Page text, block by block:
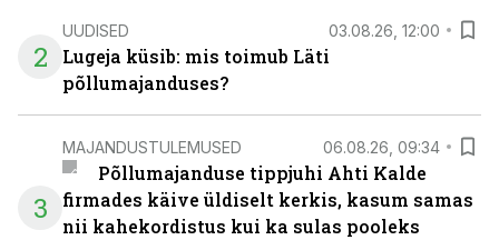
2
UUDISED 03.08.26, 12:00
Lugeja küsib: mis toimub Läti
põllumajanduses?
3
MAJANDUSTULEMUSED 06.08.26, 09:34
Põllumajanduse tippjuhi Ahti Kalde
firmades käive üldiselt kerkis, kasum samas
nii kahekordistus kui ka sulas pooleks